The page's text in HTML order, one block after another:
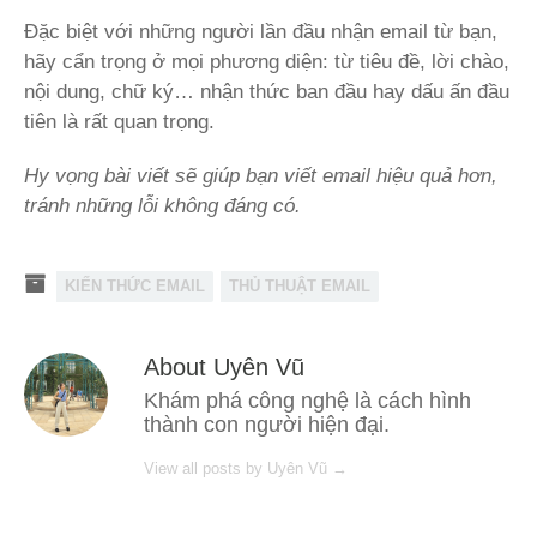
Đặc biệt với những người lần đầu nhận email từ bạn,
hãy cẩn trọng ở mọi phương diện: từ tiêu đề, lời chào,
nội dung, chữ ký… nhận thức ban đầu hay dấu ấn đầu
tiên là rất quan trọng.
Hy vọng bài viết sẽ giúp bạn viết email hiệu quả hơn,
tránh những lỗi không đáng có.
KIẾN THỨC EMAIL THỦ THUẬT EMAIL
About Uyên Vũ
Khám phá công nghệ là cách hình
thành con người hiện đại.
View all posts by Uyên Vũ →